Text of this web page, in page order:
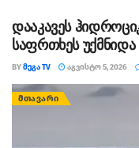
დააკავეს
საფრთხეს
BYᲛᲔᲒᲐ TV ᲐᲒᲕᲘᲡᲢᲝ 5, 2026
ᲛᲗᲐᲕᲐᲠᲘ